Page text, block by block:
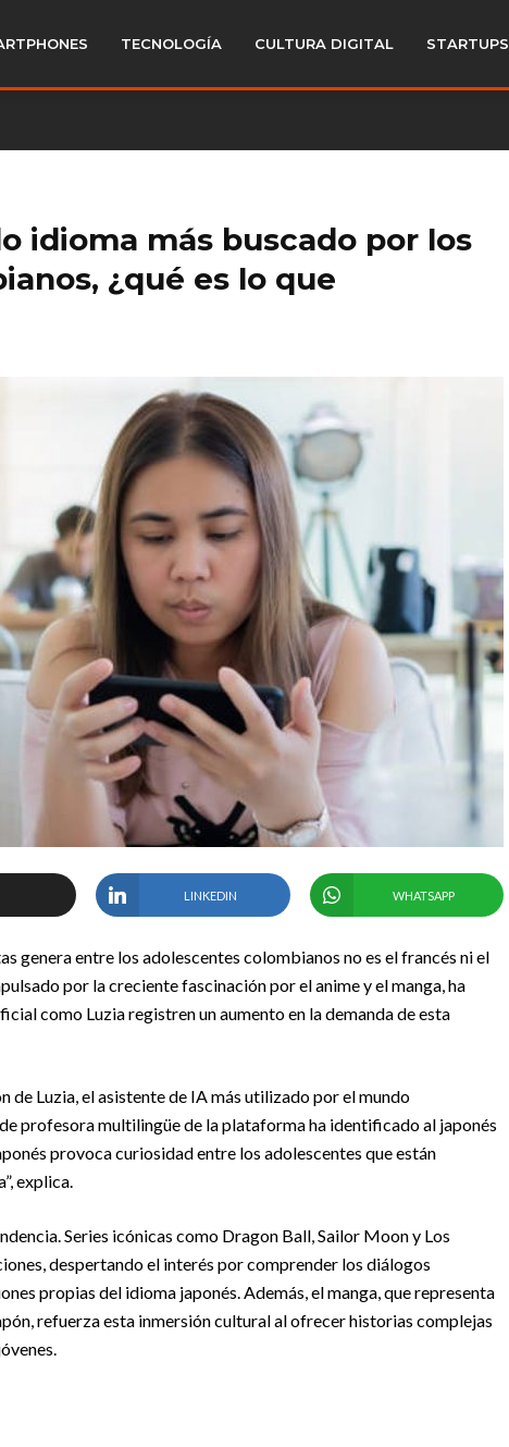
TECNOLOGÍA CULTURA DIGITAL STARTUPS
idioma más buscado por los
¿qué es lo que
LINKEDIN WHATSAPP
genera entre los adolescentes colombianos no es el francés ni el
por la creciente fascinación por el anime y el manga, ha
como Luzia registren un aumento en la demanda de esta
de Luzia, el asistente de IA más utilizado por el mundo
profesora multilingüe de la plataforma ha identificado al japonés
provoca curiosidad entre los adolescentes que están
explica.
Series icónicas como Dragon Ball, Sailor Moon y Los
despertando el interés por comprender los diálogos
propias del idioma japonés. Además, el manga, que representa
refuerza esta inmersión cultural al ofrecer historias complejas